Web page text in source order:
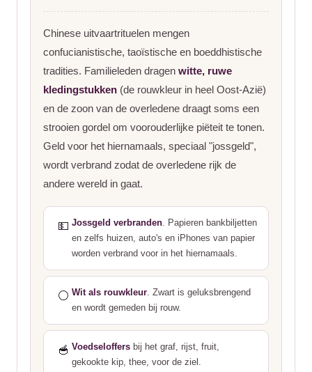
Chinese uitvaartrituelen mengen
confucianistische, taoïstische en boeddhistische
tradities. Familieleden dragen witte, ruwe
kledingstukken (de rouwkleur in heel Oost-Azië)
en de zoon van de overledene draagt soms een
strooien gordel om voorouderlijke piëteit te tonen.
Geld voor het hiernamaals, speciaal "jossgeld",
wordt verbrand zodat de overledene rijk de
andere wereld in gaat.
💵 Jossgeld verbranden . Papieren bankbiljetten
en zelfs huizen, auto's en iPhones van papier
worden verbrand voor in het hiernamaals.
⚪ Wit als rouwkleur . Zwart is geluksbrengend
en wordt gemeden bij rouw.
🥣 Voedseloffers bij het graf, rijst, fruit,
gekookte kip, thee, voor de ziel.